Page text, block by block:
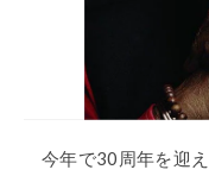
今年で30周年を迎